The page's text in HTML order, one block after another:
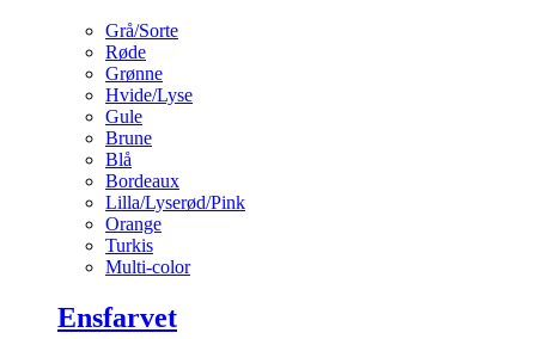
Grå/Sorte
Røde
Grønne
Hvide/Lyse
Gule
Brune
Blå
Bordeaux
Lilla/Lyserød/Pink
Orange
Turkis
Multi-color
Ensfarvet